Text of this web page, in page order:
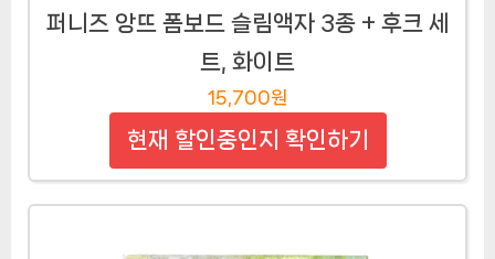
퍼니즈 앙뜨 폼보드 슬림액자 3종 + 후크 세
트, 화이트
15,700원
현재 할인중인지 확인하기